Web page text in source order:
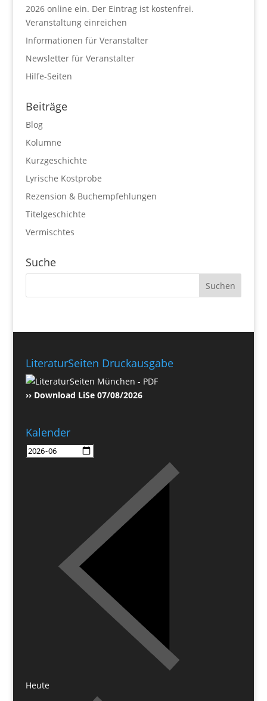
2026 online ein. Der Eintrag ist kostenfrei.
Veranstaltung einreichen
Informationen für Veranstalter
Newsletter für Veranstalter
Hilfe-Seiten
Beiträge
Blog
Kolumne
Kurzgeschichte
Lyrische Kostprobe
Rezension & Buchempfehlungen
Titelgeschichte
Vermischtes
Suche
LiteraturSeiten Druckausgabe
›› Download LiSe 07/08/2026
Kalender
Heute